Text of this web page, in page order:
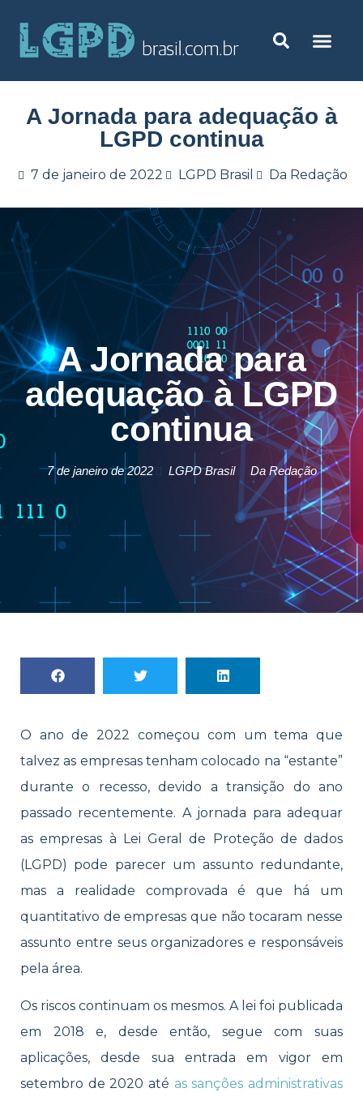
A Jornada para adequação à
LGPD continua
7 de janeiro de 2022 LGPD Brasil Da Redação
A Jornada para
adequação à LGPD
continua
7 de janeiro de 2022 LGPD Brasil Da Redação
O ano de 2022 começou com um tema que
talvez as empresas tenham colocado na “estante”
durante o recesso, devido a transição do ano
passado recentemente. A jornada para adequar
as empresas à Lei Geral de Proteção de dados
(LGPD) pode parecer um assunto redundante,
mas a realidade comprovada é que há um
quantitativo de empresas que não tocaram nesse
assunto entre seus organizadores e responsáveis
pela área.
Os riscos continuam os mesmos. A lei foi publicada
em 2018 e, desde então, segue com suas
aplicações, desde sua entrada em vigor em
setembro de 2020 até as sanções administrativas